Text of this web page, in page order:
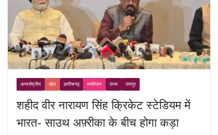
अन्तर्राष्ट्रीय खेल छत्तीसगढ़ मनोरंजन राज्य रायपुर
शहीद वीर नारायण सिंह क्रिकेट स्टेडियम में
भारत- साउथ अफ़्रीका के बीच होगा कड़ा